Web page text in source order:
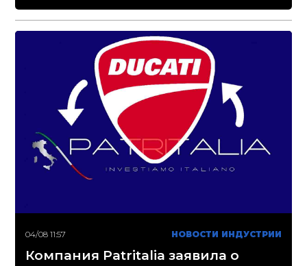
04/08 11:57 НОВОСТИ ИНДУСТРИИ
Компания Patritalia заявила о